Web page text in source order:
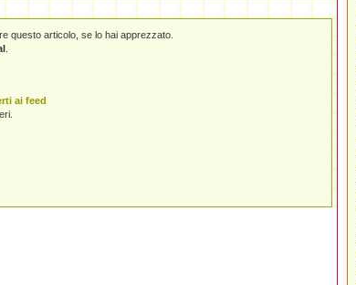
questo articolo, se lo hai apprezzato.
.
ai feed